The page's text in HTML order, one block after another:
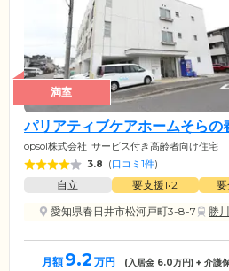
満室
パリアティブケアホームそらの
opsol株式会社 サービス付き高齢者向け住宅
3.8 (口コミ1件)
自立 要支援1•2 要
愛知県春日井市松河戸町3-8-7
勝
月額 9.2 万円 (入居金 6.0万円) + 介護